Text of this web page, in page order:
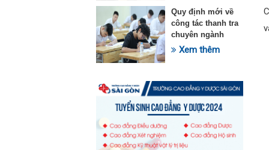
Quy định mới về
công tác thanh tra
chuyên ngành
trong lĩnh vực giáo
Xem thêm